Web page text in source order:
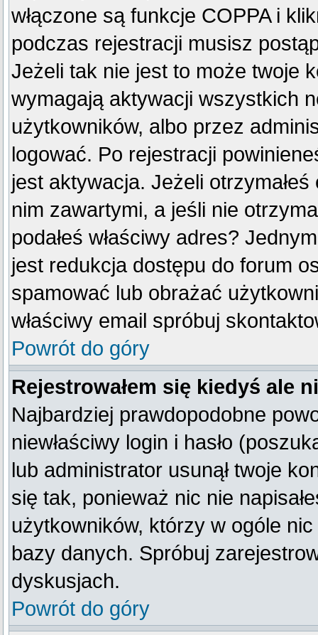
włączone są funkcje COPPA i
podczas rejestracji musisz
Jeżeli tak nie jest to może twoje
wymagają aktywacji wszystkich
użytkowników, albo przez
logować. Po rejestracji
jest aktywacja. Jeżeli
nim zawartymi, a jeśli nie
podałeś właściwy adres?
jest redukcja dostępu do forum
spamować lub obrażać
właściwy email spróbuj
Powrót do góry
Rejestrowałem się kiedyś ale
Najbardziej prawdopodobne
niewłaściwy login i hasło
lub administrator usunął twoje
się tak, ponieważ nic nie
użytkowników, którzy w ogóle
bazy danych. Spróbuj
dyskusjach.
Powrót do góry